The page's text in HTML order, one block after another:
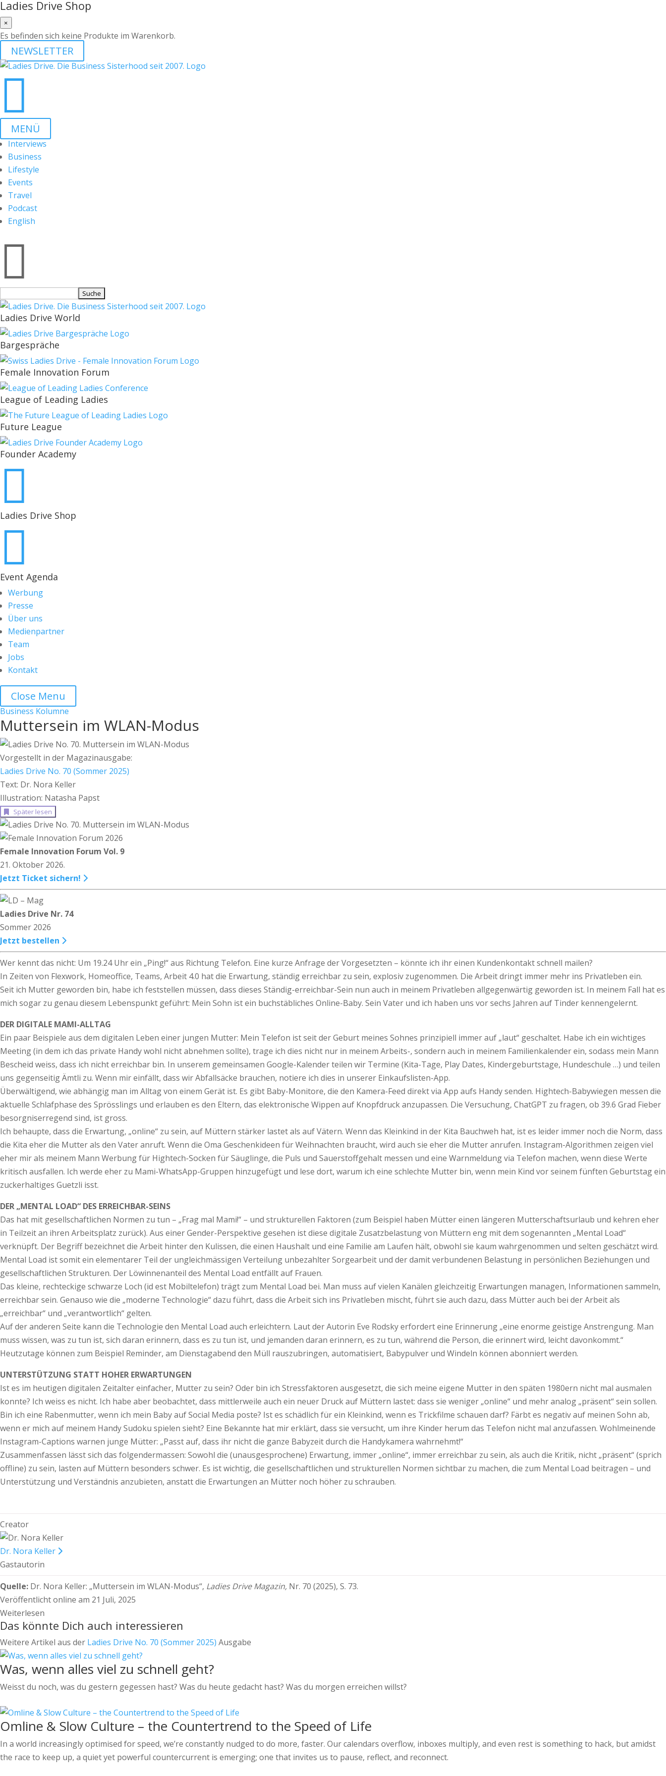
Ladies Drive Shop
×
Es befinden sich keine Produkte im Warenkorb.
NEWSLETTER

MENÜ
Interviews
Business
Lifestyle
Events
Travel
Podcast
English

nach:
Ladies Drive World
Bargespräche
Female Innovation Forum
League of Leading Ladies
Future League
Founder Academy

Ladies Drive Shop

Event Agenda
Werbung
Presse
Über uns
Medienpartner
Team
Jobs
Kontakt
Close Menu
Business Kolumne
Muttersein im WLAN-Modus
Vorgestellt in der Magazinausgabe:
Ladies Drive No. 70 (Sommer 2025)
Text: Dr. Nora Keller
Illustration: Natasha Papst
Später lesen
Female Innovation Forum Vol. 9
21. Oktober 2026.
Jetzt Ticket sichern!
Ladies Drive Nr. 74
Sommer 2026
Jetzt bestellen
Wer kennt das nicht: Um 19.24 Uhr ein „Ping!“ aus Richtung Telefon. Eine kurze Anfrage der Vorgesetzten – könnte ich ihr einen Kundenkontakt schnell mailen?
In Zeiten von Flexwork, Homeoffice, Teams, Arbeit 4.0 hat die Erwartung, ständig erreichbar zu sein, explosiv zugenommen. Die Arbeit dringt immer mehr ins Privatleben ein.
Seit ich Mutter geworden bin, habe ich feststellen müssen, dass dieses Ständig-erreichbar-Sein nun auch in meinem Privatleben allgegenwärtig geworden ist. In meinem Fall hat es
mich sogar zu genau diesem Lebenspunkt geführt: Mein Sohn ist ein buchstäbliches Online-Baby. Sein Vater und ich haben uns vor sechs Jahren auf Tinder kennengelernt.
DER DIGITALE MAMI-ALLTAG
Ein paar Beispiele aus dem digitalen Leben einer jungen Mutter: Mein Telefon ist seit der Geburt meines Sohnes prinzipiell immer auf „laut“ geschaltet. Habe ich ein wichtiges
Meeting (in dem ich das private Handy wohl nicht abnehmen sollte), trage ich dies nicht nur in meinem Arbeits-, sondern auch in meinem Familienkalender ein, sodass mein Mann
Bescheid weiss, dass ich nicht erreichbar bin. In unserem gemeinsamen Google-Kalender teilen wir Termine (Kita-Tage, Play Dates, Kindergeburtstage, Hundeschule …) und teilen
uns gegenseitig Ämtli zu. Wenn mir einfällt, dass wir Abfallsäcke brauchen, notiere ich dies in unserer Einkaufslisten-App.
Überwältigend, wie abhängig man im Alltag von einem Gerät ist. Es gibt Baby-Monitore, die den Kamera-Feed direkt via App aufs Handy senden. Hightech-Babywiegen messen die
aktuelle Schlafphase des Sprösslings und erlauben es den Eltern, das elektronische Wippen auf Knopfdruck anzupassen. Die Versuchung, ChatGPT zu fragen, ob 39.6 Grad Fieber
besorgniserregend sind, ist gross.
Ich behaupte, dass die Erwartung, „online“ zu sein, auf Müttern stärker lastet als auf Vätern. Wenn das Kleinkind in der Kita Bauchweh hat, ist es leider immer noch die Norm, dass
die Kita eher die Mutter als den Vater anruft. Wenn die Oma Geschenkideen für Weihnachten braucht, wird auch sie eher die Mutter anrufen. Instagram-Algorithmen zeigen viel
eher mir als meinem Mann Werbung für Hightech-Socken für Säuglinge, die Puls und Sauerstoffgehalt messen und eine Warnmeldung via Telefon machen, wenn diese Werte
kritisch ausfallen. Ich werde eher zu Mami-WhatsApp-Gruppen hinzugefügt und lese dort, warum ich eine schlechte Mutter bin, wenn mein Kind vor seinem fünften Geburtstag ein
zuckerhaltiges Guetzli isst.
DER „MENTAL LOAD“ DES ERREICHBAR-SEINS
Das hat mit gesellschaftlichen Normen zu tun – „Frag mal Mami!“ – und strukturellen Faktoren (zum Beispiel haben Mütter einen längeren Mutterschaftsurlaub und kehren eher
in Teilzeit an ihren Arbeitsplatz zurück). Aus einer Gender-Perspektive gesehen ist diese digitale Zusatzbelastung von Müttern eng mit dem sogenannten „Mental Load“
verknüpft. Der Begriff bezeichnet die Arbeit hinter den Kulissen, die einen Haushalt und eine Familie am Laufen hält, obwohl sie kaum wahrgenommen und selten geschätzt wird.
Mental Load ist somit ein elementarer Teil der ungleichmässigen Verteilung unbezahlter Sorgearbeit und der damit verbundenen Belastung in persön­lichen Beziehungen und
gesellschaftlichen Strukturen. Der Löwinnenanteil des Mental Load entfällt auf Frauen.
Das kleine, rechteckige schwarze Loch (id est Mobiltelefon) trägt zum Mental Load bei. Man muss auf vielen Kanälen gleichzeitig Erwartungen managen, Informationen sammeln,
erreichbar sein. Genauso wie die „moderne Technologie“ dazu führt, dass die Arbeit sich ins Privatleben mischt, führt sie auch dazu, dass Mütter auch bei der Arbeit als
„erreichbar“ und „verantwortlich“ gelten.
Auf der anderen Seite kann die Technologie den Mental Load auch erleichtern. Laut der Autorin Eve Rodsky erfordert eine Erinnerung „eine enorme geistige Anstrengung. Man
muss wissen, was zu tun ist, sich daran erinnern, dass es zu tun ist, und jemanden daran erinnern, es zu tun, während die Person, die erinnert wird, leicht davonkommt.“
Heutzutage können zum Beispiel Reminder, am Dienstagabend den Müll rauszubringen, automatisiert, Babypulver und Windeln können abonniert werden.
UNTERSTÜTZUNG STATT HOHER ERWARTUNGEN
Ist es im heutigen digitalen Zeitalter einfacher, Mutter zu sein? Oder bin ich Stressfaktoren ausgesetzt, die sich meine eigene Mutter in den späten 1980ern nicht mal ausmalen
konnte? Ich weiss es nicht. Ich habe aber beobachtet, dass mittlerweile auch ein neuer Druck auf Müttern lastet: dass sie weniger „online“ und mehr analog „präsent“ sein sollen.
Bin ich eine Rabenmutter, wenn ich mein Baby auf Social Media poste? Ist es schädlich für ein Kleinkind, wenn es Trickfilme schauen darf? Färbt es negativ auf meinen Sohn ab,
wenn er mich auf meinem Handy Sudoku spielen sieht? Eine Bekannte hat mir erklärt, dass sie versucht, um ihre Kinder herum das Telefon nicht mal anzufassen. Wohlmeinende
Instagram-Captions warnen junge Mütter: „Passt auf, dass ihr nicht die ganze Babyzeit durch die ­Handykamera wahrnehmt!“
Zusammenfassen lässt sich das folgendermassen: Sowohl die (unausgesprochene) Erwartung, immer „online“, immer erreichbar zu sein, als auch die Kritik, nicht „präsent“ (sprich
offline) zu sein, lasten auf Müttern besonders schwer. Es ist wichtig, die gesellschaftlichen und strukturellen Normen sichtbar zu machen, die zum Mental Load beitragen – und
Unterstützung und Verständnis anzubieten, anstatt die Erwartungen an Mütter noch höher zu schrauben.
Creator
Dr. Nora Keller
Gastautorin
Quelle: Dr. Nora Keller: „Muttersein im WLAN-Modus“, Ladies Drive Magazin, Nr. 70 (2025), S. 73.
Veröffentlicht online am 21 Juli, 2025
Weiterlesen
Das könnte Dich auch interessieren
Weitere Artikel aus der Ladies Drive No. 70 (Sommer 2025) Ausgabe
Was, wenn alles viel zu schnell geht?
Weisst du noch, was du gestern gegessen hast? Was du heute gedacht hast? Was du morgen erreichen willst?
Omline & Slow Culture – the Countertrend to the Speed of Life
In a world increasingly optimised for speed, we’re constantly nudged to do more, faster. Our calendars overflow, inboxes multiply, and even rest is something to hack, but amidst
the race to keep up, a quiet yet powerful countercurrent is emerging; one that invites us to pause, reflect, and reconnect.